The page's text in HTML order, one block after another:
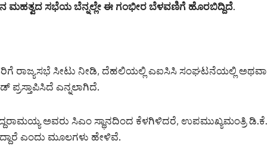
ಸಭೆಯ ಬೆನ್ನಲ್ಲೇ ಈ ಗಂಭೀರ ಬೆಳವಣಿಗೆ ಹೊರಬಿದ್ದಿದೆ.
ರಾಜ್ಯಸಭೆ ಸೀಟು ನೀಡಿ, ದೆಹಲಿಯಲ್ಲಿ ಎಐಸಿಸಿ ಸಂಘಟನೆಯಲ್ಲಿ ಅಥವಾ
ಪ್ರಸ್ತಾಪಿಸಿದೆ ಎನ್ನಲಾಗಿದೆ.
ಅವರು ಸಿಎಂ ಸ್ಥಾನದಿಂದ ಕೆಳಗಿಳಿದರೆ, ಉಪಮುಖ್ಯಮಂತ್ರಿ ಡಿ.ಕೆ.
ಎಂದು ಮೂಲಗಳು ಹೇಳಿವೆ.